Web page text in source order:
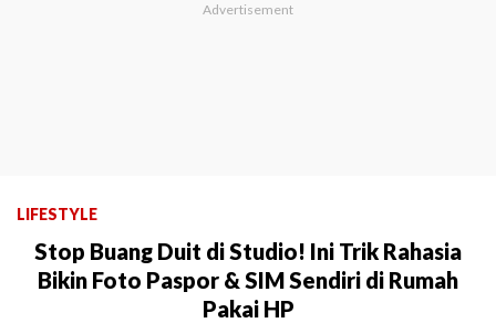
LIFESTYLE
Stop Buang Duit di Studio! Ini Trik Rahasia
Bikin Foto Paspor & SIM Sendiri di Rumah
Pakai HP